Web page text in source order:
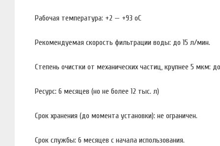
Рабочая температура: +2 — +93 оС
Рекомендуемая скорость фильтрации воды: до 15 л/мин.
Степень очистки от механических частиц, крупнее 5 мкм:
Ресурс: 6 месяцев (но не более 12 тыс. л)
Срок хранения (до момента установки): не ограничен.
Срок службы: 6 месяцев с начала использования.